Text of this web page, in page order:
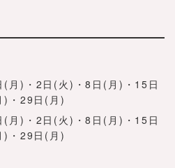
(月)・2日(火)・8日(月)・15日
)・29日(月)
(月)・2日(火)・8日(月)・15日
)・29日(月)